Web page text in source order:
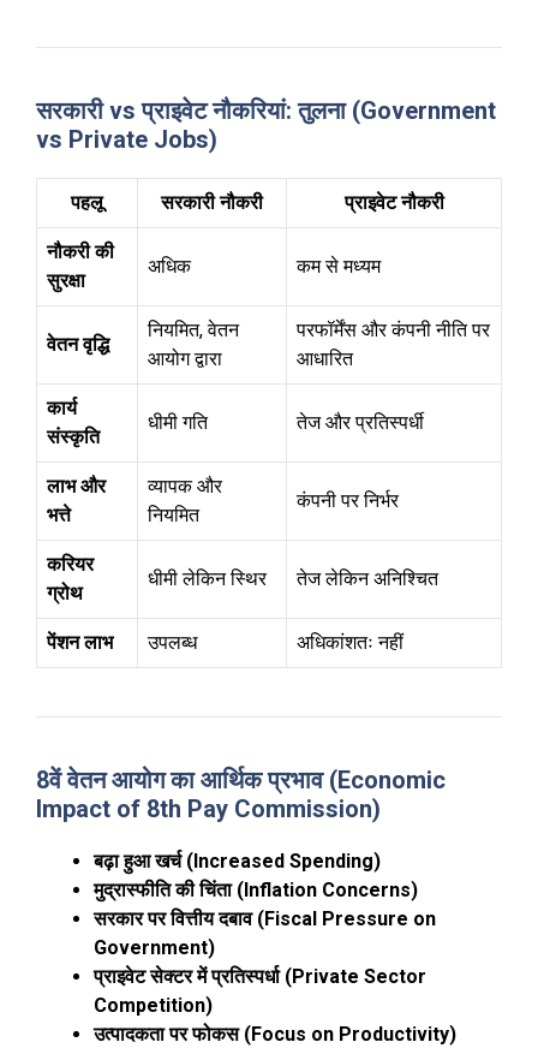
सरकारी vs प्राइवेट नौकरियां: तुलना (Government
vs Private Jobs)
पहलू सरकारी नौकरी प्राइवेट नौकरी
नौकरी की
सुरक्षा
अधिक कम से मध्यम
वेतन वृद्धि
नियमित, वेतन
आयोग द्वारा
परफॉर्मेंस और कंपनी नीति पर
आधारित
कार्य
संस्कृति
धीमी गति तेज और प्रतिस्पर्धी
लाभ और
भत्ते
व्यापक और
नियमित
कंपनी पर निर्भर
करियर
ग्रोथ
धीमी लेकिन स्थिर तेज लेकिन अनिश्चित
पेंशन लाभ उपलब्ध अधिकांशतः नहीं
8वें वेतन आयोग का आर्थिक प्रभाव (Economic
Impact of 8th Pay Commission)
बढ़ा हुआ खर्च (Increased Spending)
मुद्रास्फीति की चिंता (Inflation Concerns)
सरकार पर वित्तीय दबाव (Fiscal Pressure on
Government)
प्राइवेट सेक्टर में प्रतिस्पर्धा (Private Sector
Competition)
उत्पादकता पर फोकस (Focus on Productivity)